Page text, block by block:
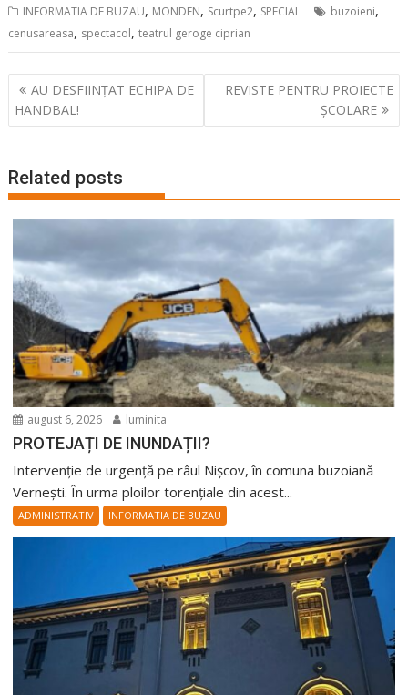
INFORMATIA DE BUZAU, MONDEN, Scurtpe2, SPECIAL buzoieni,
cenusareasa, spectacol,teatrul geroge ciprian
Navigare
în
articole
AU DESFIINȚAT ECHIPA DE
HANDBAL!
REVISTE PENTRU PROIECTE
ȘCOLARE
Related posts
august 6, 2026 luminita
PROTEJAȚI DE INUNDAȚII?
Intervenție de urgență pe râul Nișcov, în comuna buzoiană
Vernești. În urma ploilor torențiale din acest...
ADMINISTRATIV INFORMATIA DE BUZAU